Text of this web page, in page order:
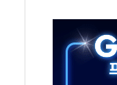
비교·경매 서비스 출시
최상위 프로젝트' 자연재
염에 누적 사망자 21명…